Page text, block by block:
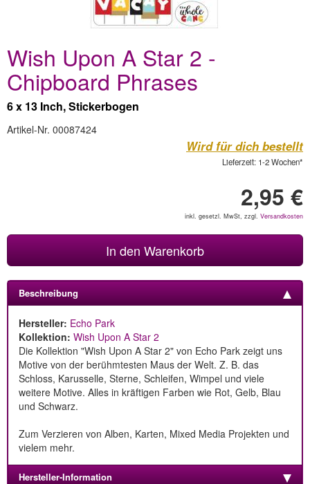
Wish Upon A Star 2 -
Chipboard Phrases
6 x 13 Inch, Stickerbogen
Artikel-Nr. 00087424
Wird für dich bestellt
Lieferzeit: 1-2 Wochen*
2,95 €
inkl. gesetzl. MwSt, zzgl. Versandkosten
In den Warenkorb
Beschreibung
Hersteller: Echo Park
Kollektion: Wish Upon A Star 2
Die Kollektion "Wish Upon A Star 2" von Echo Park zeigt uns
Motive von der berühmtesten Maus der Welt. Z. B. das
Schloss, Karusselle, Sterne, Schleifen, Wimpel und viele
weitere Motive. Alles in kräftigen Farben wie Rot, Gelb, Blau
und Schwarz.
Zum Verzieren von Alben, Karten, Mixed Media Projekten und
vielem mehr.
Hersteller-Information